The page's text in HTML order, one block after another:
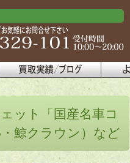
ット「国産名車コ
鯨クラウン）など